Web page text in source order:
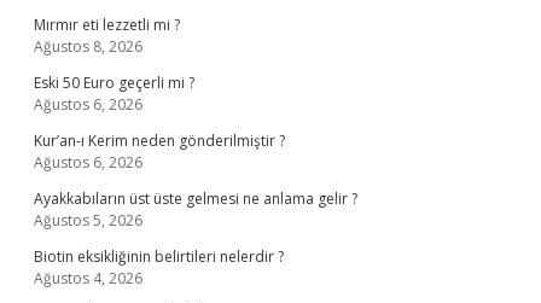
Mırmır eti lezzetli mi ?
Ağustos 8, 2026
Eski 50 Euro geçerli mi ?
Ağustos 6, 2026
Kur’an-ı Kerim neden gönderilmiştir ?
Ağustos 6, 2026
Ayakkabıların üst üste gelmesi ne anlama gelir ?
Ağustos 5, 2026
Biotin eksikliğinin belirtileri nelerdir ?
Ağustos 4, 2026